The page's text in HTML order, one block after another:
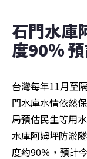
石門水庫
度90％
台灣每年11月至
門水庫水情依然
局預估民生等用
水庫阿姆坪防淤
度約90％，預計